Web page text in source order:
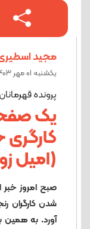
مجید
یکشنبه 01 مهر 1403 / خواندن: 9 دقیقه
پرونده
یک
کارگری
(امیل
صبح امروز
شدن کارگران
آورد. به همین